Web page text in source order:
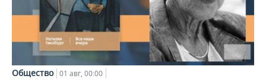
Общество 01 авг, 00:00